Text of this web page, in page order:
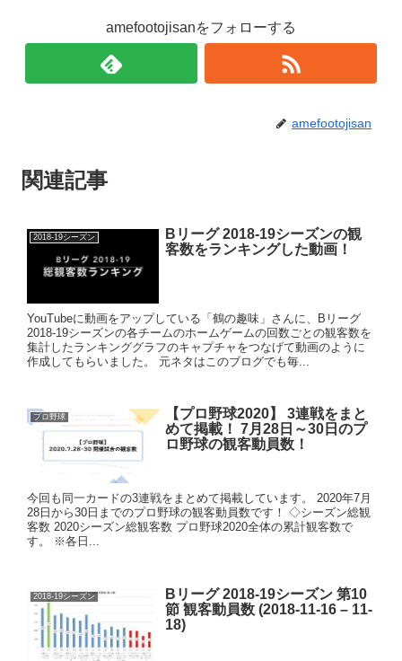
amefootojisanをフォローする
amefootojisan
関連記事
2018-19シーズン
Bリーグ 2018-19シーズンの観
客数をランキングした動画！
YouTubeに動画をアップしている「鶴の趣味」さんに、Bリーグ
2018-19シーズンの各チームのホームゲームの回数ごとの観客数を
集計したランキンググラフのキャプチャをつなげて動画のように
作成してもらいました。 元ネタはこのブログでも毎...
プロ野球
【プロ野球2020】 3連戦をまと
めて掲載！ 7月28日～30日のプ
ロ野球の観客動員数！
今回も同一カードの3連戦をまとめて掲載しています。 2020年7月
28日から30日までのプロ野球の観客動員数です！ ◇シーズン総観
客数 2020シーズン総観客数 プロ野球2020全体の累計観客数で
す。 ※各日...
2018-19シーズン
Bリーグ 2018-19シーズン 第10
節 観客動員数 (2018-11-16 – 11-
18)